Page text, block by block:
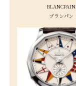
BLANCPAIN
ブランパン